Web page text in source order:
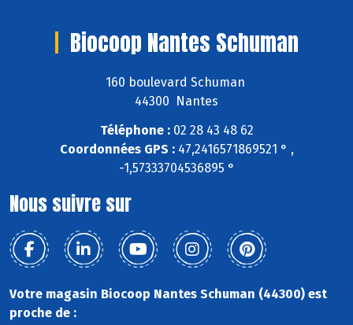
Biocoop Nantes Schuman
160 boulevard Schuman
44300 Nantes
Téléphone :02 28 43 48 62
Coordonnées GPS :47,2416571869521 ° ,
-1,57333704536895 °
Nous suivre sur
Votre magasin Biocoop Nantes Schuman (44300) est
proche de :